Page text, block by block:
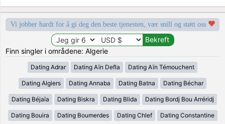
Vi jobber hardt for å gi deg den beste tjenesten, vær snill og støtt oss
Finn singler i områdene: Algerie
Dating Adrar Dating Aïn Defla Dating Aïn Témouchent
Dating Algiers Dating Annaba Dating Batna Dating Béchar
Dating Béjaïa Dating Biskra Dating Blida Dating Bordj Bou Arréridj
Dating Bouira Dating Boumerdes Dating Chlef Dating Constantine